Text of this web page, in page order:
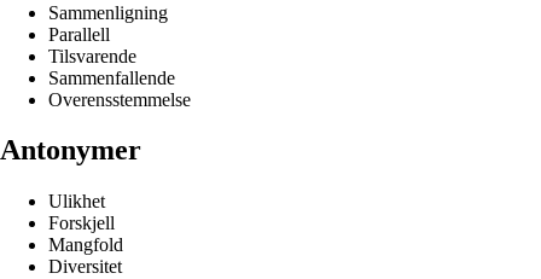
Sammenligning
Parallell
Tilsvarende
Sammenfallende
Overensstemmelse
Antonymer
Ulikhet
Forskjell
Mangfold
Diversitet